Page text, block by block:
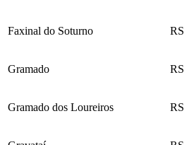
Faxinal do Soturno RS
Gramado RS
Gramado dos Loureiros RS